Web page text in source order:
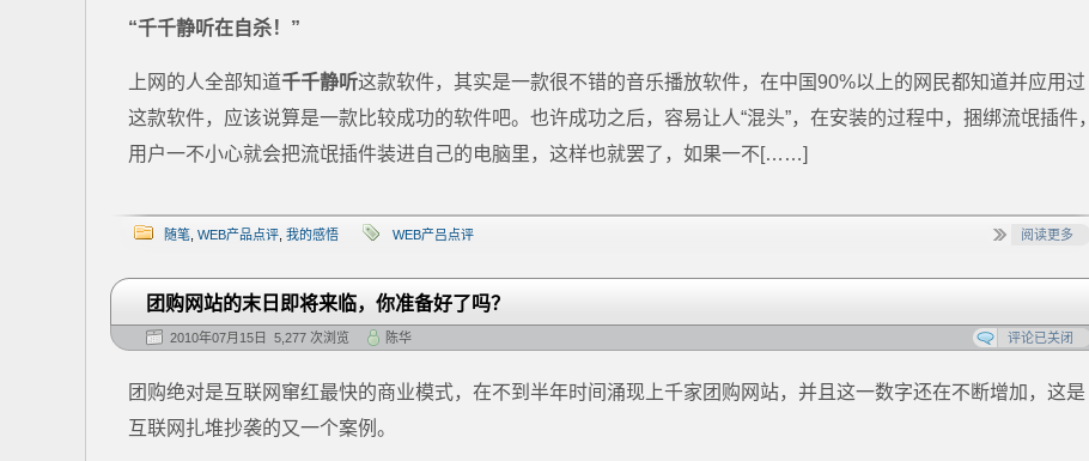
“千千静听在自杀！”
上网的人全部知道千千静听这款软件，其实是一款很不错的音乐播放软件，在中国90%以上的网民都知道并应用过
这款软件，应该说算是一款比较成功的软件吧。也许成功之后，容易让人“混头”，在安装的过程中，捆绑流氓插件，
用户一不小心就会把流氓插件装进自己的电脑里，这样也就罢了，如果一不[……]
随笔 WEB产品点评 我的感悟 WEB产吕点评 阅读更多
团购网站的末日即将来临，你准备好了吗？
2010年07月15日 5,277 次浏览 陈华 评论已关闭
团购绝对是互联网窜红最快的商业模式，在不到半年时间涌现上千家团购网站，并且这一数字还在不断增加，这是
互联网扎堆抄袭的又一个案例。